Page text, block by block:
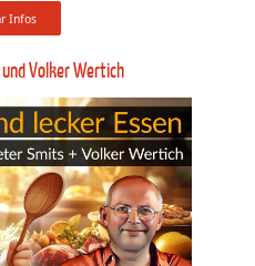
Infos
Volker Wertich